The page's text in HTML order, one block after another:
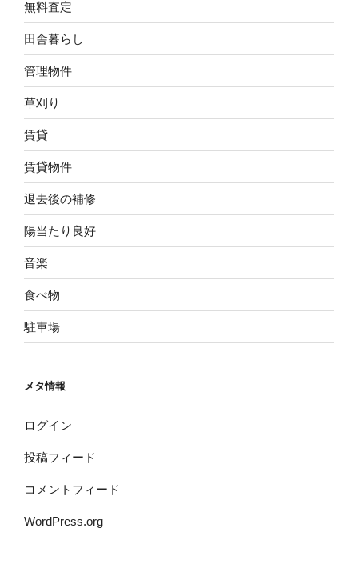
無料査定
田舎暮らし
管理物件
草刈り
賃貸
賃貸物件
退去後の補修
陽当たり良好
音楽
食べ物
駐車場
メタ情報
ログイン
投稿フィード
コメントフィード
WordPress.org